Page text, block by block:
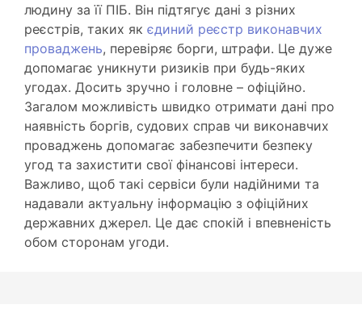
людину за її ПІБ. Він підтягує дані з різних
реєстрів, таких як єдиний реєстр виконавчих
проваджень, перевіряє борги, штрафи. Це дуже
допомагає уникнути ризиків при будь-яких
угодах. Досить зручно і головне – офіційно.
Загалом можливість швидко отримати дані про
наявність боргів, судових справ чи виконавчих
проваджень допомагає забезпечити безпеку
угод та захистити свої фінансові інтереси.
Важливо, щоб такі сервіси були надійними та
надавали актуальну інформацію з офіційних
державних джерел. Це дає спокій і впевненість
обом сторонам угоди.